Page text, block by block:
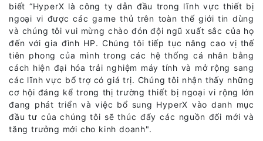
biết “HyperX là công ty dẫn đầu trong lĩnh vực thiết bị
ngoại vi được các game thủ trên toàn thế giới tin dùng
và chúng tôi vui mừng chào đón đội ngũ xuất sắc của họ
đến với gia đình HP. Chúng tôi tiếp tục nâng cao vị thế
tiên phong của mình trong các hệ thống cá nhân bằng
cách hiện đại hóa trải nghiệm máy tính và mở rộng sang
các lĩnh vực bổ trợ có giá trị. Chúng tôi nhận thấy những
cơ hội đáng kể trong thị trường thiết bị ngoại vi rộng lớn
đang phát triển và việc bổ sung HyperX vào danh mục
đầu tư của chúng tôi sẽ thúc đẩy các nguồn đổi mới và
tăng trưởng mới cho kinh doanh".